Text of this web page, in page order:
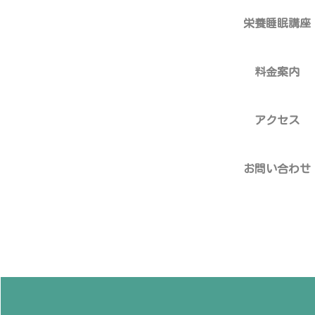
栄養睡眠講座
料金案内
アクセス
お問い合わせ